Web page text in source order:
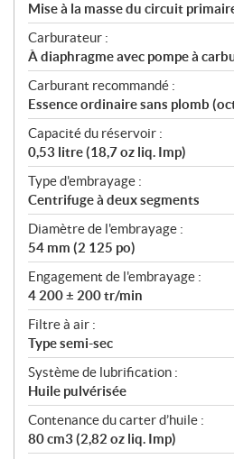
Mise à la masse du circuit
Carburateur :
À diaphragme avec pompe à
Carburant recommandé :
Essence ordinaire sans plomb
Capacité du réservoir :
0,53 litre (18,7 oz liq. Imp)
Type d'embrayage :
Centrifuge à deux segments
Diamètre de l'embrayage :
54 mm (2 125 po)
Engagement de l'embrayage :
4 200 ± 200 tr/min
Filtre à air :
Type semi-sec
Système de lubrification :
Huile pulvérisée
Contenance du carter d’huile :
80 cm3 (2,82 oz liq. Imp)